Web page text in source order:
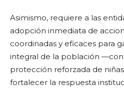
Asimismo, requiere a las
adopción inmediata de
coordinadas y eficaces para
integral de la población —con
protección reforzada de
fortalecer la respuesta